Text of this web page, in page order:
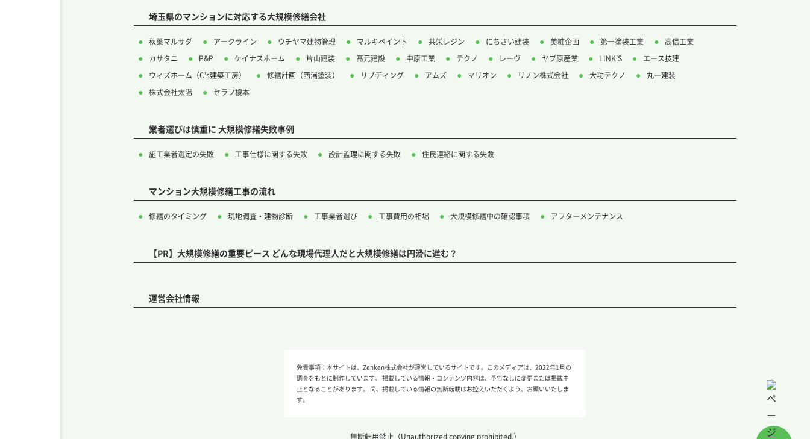
埼玉県のマンションに対応する大規模修繕会社
秋葉マルサダ アークライン ウチヤマ建物管理 マルキペイント 共栄レジン にちさい建装 美粧企画 第一塗装工業
高信工業
カサタニ
P&P ケイナスホーム 片山建装 髙元建設 中原工業 テクノ レーヴ ヤブ原産業 LINK'S
エース技建
ウィズホーム（C's建築工房）
修繕計画（西浦塗装） リブディング アムズ マリオン リノン株式会社 大功テクノ
丸一建装
株式会社太陽
セラフ榎本
業者選びは慎重に 大規模修繕失敗事例
施工業者選定の失敗 工事仕様に関する失敗 設計監理に関する失敗 住民連絡に関する失敗
マンション大規模修繕工事の流れ
修繕のタイミング 現地調査・建物診断 工事業者選び 工事費用の相場 大規模修繕中の確認事項 アフターメンテナンス
【PR】大規模修繕の重要ピース どんな現場代理人だと大規模修繕は円滑に進む？
運営会社情報
免責事項： 本サイトは、Zenken株式会社が運営しているサイトです。このメディアは、2022年1月の
調査をもとに制作しています。 掲載している情報・コンテンツ内容は、予告なしに変更または掲載中
止となることがあります。 尚、掲載している情報の無断転載はお控えいただくよう、お願いいたしま
す。
無断転用禁止（Unauthorized copying prohibited.）